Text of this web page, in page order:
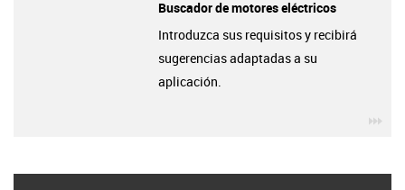
Buscador de motores eléctricos
Introduzca sus requisitos y recibirá
sugerencias adaptadas a su
aplicación.